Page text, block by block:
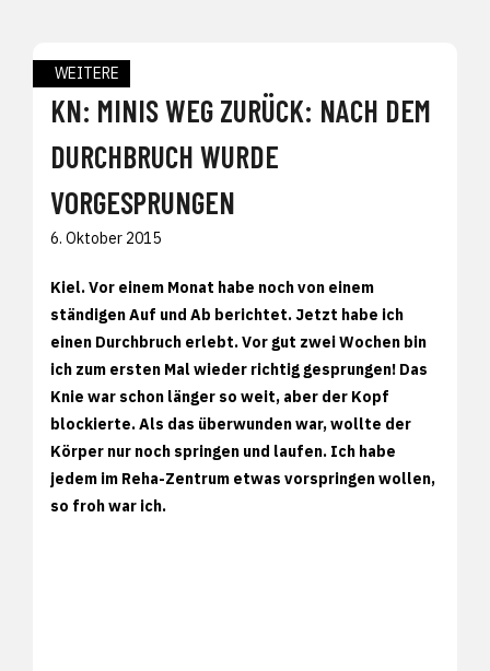
WEITERE
KN: MINIS WEG ZURÜCK: NACH DEM
DURCHBRUCH WURDE
VORGESPRUNGEN
6. Oktober 2015
Kiel. Vor einem Monat habe noch von einem
ständigen Auf und Ab berichtet. Jetzt habe ich
einen Durchbruch erlebt. Vor gut zwei Wochen bin
ich zum ersten Mal wieder richtig gesprungen! Das
Knie war schon länger so weit, aber der Kopf
blockierte. Als das überwunden war, wollte der
Körper nur noch springen und laufen. Ich habe
jedem im Reha-Zentrum etwas vorspringen wollen,
so froh war ich.